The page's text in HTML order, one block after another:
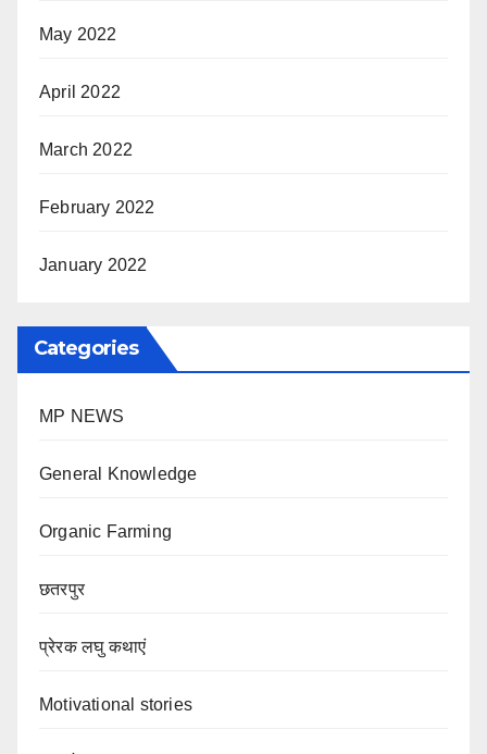
May 2022
April 2022
March 2022
February 2022
January 2022
Categories
MP NEWS
General Knowledge
Organic Farming
छतरपुर
प्रेरक लघु कथाएं
Motivational stories